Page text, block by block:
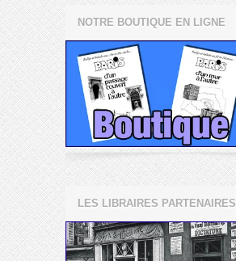
NOTRE BOUTIQUE EN LIGNE
LES LIBRAIRES PARTENAIRES